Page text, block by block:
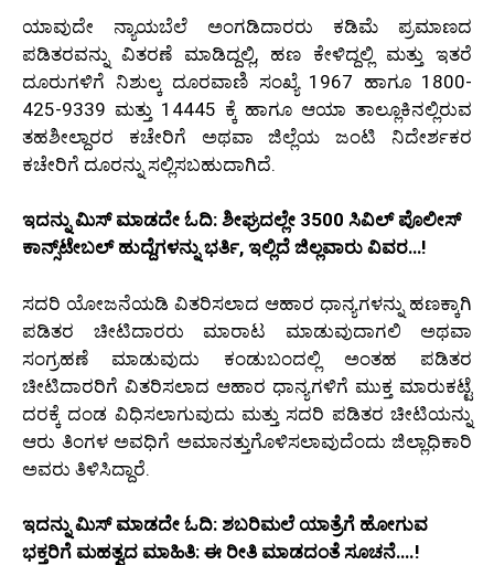
ಯಾವುದೇ ನ್ಯಾಯಬೆಲೆ ಅಂಗಡಿದಾರರು ಕಡಿಮೆ ಪ್ರಮಾಣದ
ಪಡಿತರವನ್ನು ವಿತರಣೆ ಮಾಡಿದ್ದಲ್ಲಿ, ಹಣ ಕೇಳಿದ್ದಲ್ಲಿ ಮತ್ತು ಇತರೆ
ದೂರುಗಳಿಗೆ ನಿಶುಲ್ಕ ದೂರವಾಣಿ ಸಂಖ್ಯೆ 1967 ಹಾಗೂ 1800-
425-9339 ಮತ್ತು 14445 ಕ್ಕೆ ಹಾಗೂ ಆಯಾ ತಾಲ್ಲೂಕಿನಲ್ಲಿರುವ
ತಹಶೀಲ್ದಾರರ ಕಚೇರಿಗೆ ಅಥವಾ ಜಿಲ್ಲೆಯ ಜಂಟಿ ನಿದೇರ್ಶಕರ
ಕಚೇರಿಗೆ ದೂರನ್ನು ಸಲ್ಲಿಸಬಹುದಾಗಿದೆ.
ಇದನ್ನು ಮಿಸ್‌ ಮಾಡದೇ ಓದಿ: ಶೀಘ್ರದಲ್ಲೇ 3500 ಸಿವಿಲ್ ಪೊಲೀಸ್
ಕಾನ್ಸ್‌ಟೇಬಲ್ ಹುದ್ದೆಗಳನ್ನು ಭರ್ತಿ, ಇಲ್ಲಿದೆ ಜಿಲ್ಲವಾರು ವಿವರ…!
ಸದರಿ ಯೋಜನೆಯಡಿ ವಿತರಿಸಲಾದ ಆಹಾರ ಧಾನ್ಯಗಳನ್ನು ಹಣಕ್ಕಾಗಿ
ಪಡಿತರ ಚೀಟಿದಾರರು ಮಾರಾಟ ಮಾಡುವುದಾಗಲಿ ಅಥವಾ
ಸಂಗ್ರಹಣೆ ಮಾಡುವುದು ಕಂಡುಬಂದಲ್ಲಿ ಅಂತಹ ಪಡಿತರ
ಚೀಟಿದಾರರಿಗೆ ವಿತರಿಸಲಾದ ಆಹಾರ ಧಾನ್ಯಗಳಿಗೆ ಮುಕ್ತ ಮಾರುಕಟ್ಟೆ
ದರಕ್ಕೆ ದಂಡ ವಿಧಿಸಲಾಗುವುದು ಮತ್ತು ಸದರಿ ಪಡಿತರ ಚೀಟಿಯನ್ನು
ಆರು ತಿಂಗಳ ಅವಧಿಗೆ ಅಮಾನತ್ತುಗೊಳಿಸಲಾವುದೆಂದು ಜಿಲ್ಲಾಧಿಕಾರಿ
ಅವರು ತಿಳಿಸಿದ್ದಾರೆ.
ಇದನ್ನು ಮಿಸ್ ಮಾಡದೇ ಓದಿ: ಶಬರಿಮಲೆ ಯಾತ್ರೆಗೆ ಹೋಗುವ
ಭಕ್ತರಿಗೆ ಮಹತ್ವದ ಮಾಹಿತಿ: ಈ ರೀತಿ ಮಾಡದಂತೆ ಸೂಚನೆ….!